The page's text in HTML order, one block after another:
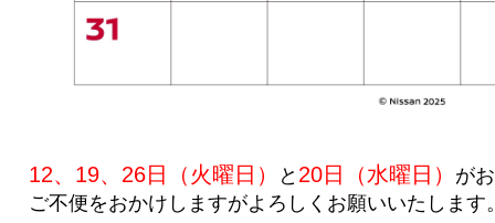
12、19、26日（火曜日） と 20日（水曜日） が
ご不便をおかけしますがよろしくお願いいたします